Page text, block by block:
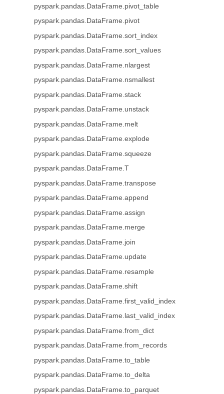
pyspark.pandas.DataFrame.pivot_table
pyspark.pandas.DataFrame.pivot
pyspark.pandas.DataFrame.sort_index
pyspark.pandas.DataFrame.sort_values
pyspark.pandas.DataFrame.nlargest
pyspark.pandas.DataFrame.nsmallest
pyspark.pandas.DataFrame.stack
pyspark.pandas.DataFrame.unstack
pyspark.pandas.DataFrame.melt
pyspark.pandas.DataFrame.explode
pyspark.pandas.DataFrame.squeeze
pyspark.pandas.DataFrame.T
pyspark.pandas.DataFrame.transpose
pyspark.pandas.DataFrame.append
pyspark.pandas.DataFrame.assign
pyspark.pandas.DataFrame.merge
pyspark.pandas.DataFrame.join
pyspark.pandas.DataFrame.update
pyspark.pandas.DataFrame.resample
pyspark.pandas.DataFrame.shift
pyspark.pandas.DataFrame.first_valid_index
pyspark.pandas.DataFrame.last_valid_index
pyspark.pandas.DataFrame.from_dict
pyspark.pandas.DataFrame.from_records
pyspark.pandas.DataFrame.to_table
pyspark.pandas.DataFrame.to_delta
pyspark.pandas.DataFrame.to_parquet